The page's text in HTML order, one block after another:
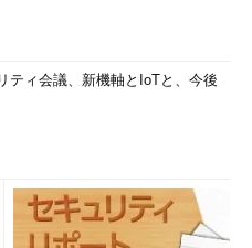
ティ会議、新機軸とIoTと、今後